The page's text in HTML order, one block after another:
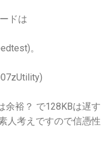
ドは
。
余裕？ で128KBは遅す
人考えですので信憑性